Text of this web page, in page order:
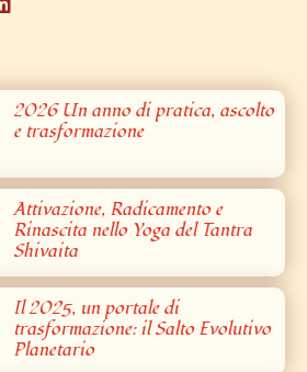
2026 Un anno di pratica, ascolto
e trasformazione
Attivazione, Radicamento e
Rinascita nello Yoga del Tantra
Shivaita
Il 2025, un portale di
trasformazione: il Salto Evolutivo
Planetario